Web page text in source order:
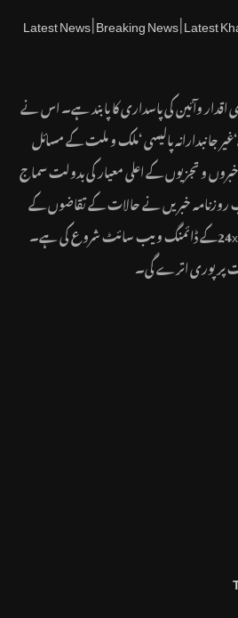
اقدار وآئین کی پاسداری کا پابند ہے۔ اس نے
جانبدارانہ پالیسی ‘ملک و ملت کے مسائل
و تجزیوں کے اعلی معیار کی بدولت سماج
اب روزنامہ خبریں نے حالات کے تقاضوں کے
تحت اردو کے ساتھ ہندی میں24x7کے ڈائمنگ ویب سائٹ شروع کی ہے۔
پر پوری اترے گی۔